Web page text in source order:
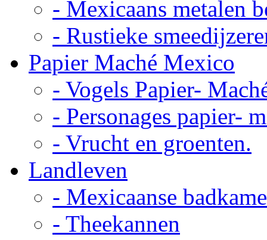
- Mexicaans metalen
- Rustieke
Papier Maché Mexico
- Vogels Papier-
- Personages papier-
- Vrucht en groenten.
Landleven
- Mexicaanse
- Theekannen